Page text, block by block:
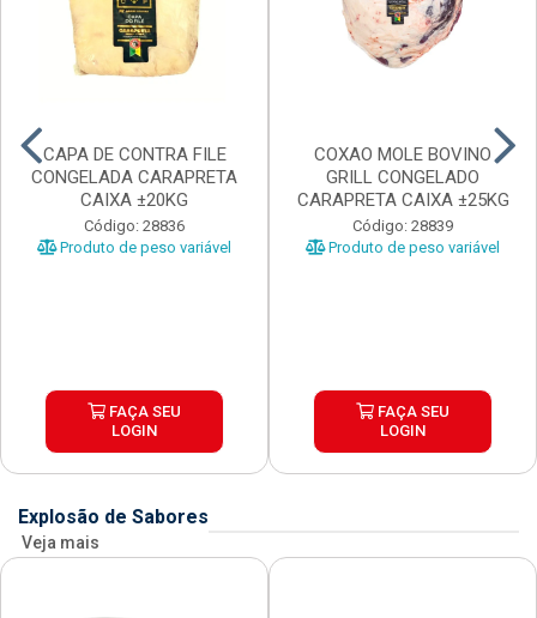
CAPA DE CONTRA FILE
CONGELADA CARAPRETA
CAIXA ±20KG
Código: 28836
Produto de peso variável
FAÇA SEU
LOGIN
COXAO MOLE BOVINO
GRILL CONGELADO
CARAPRETA CAIXA ±25KG
Código: 28839
Produto de peso variável
FAÇA SEU
LOGIN
Explosão de Sabores
Veja mais